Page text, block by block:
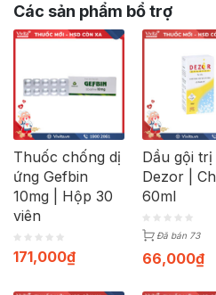
Các sản phẩm bổ trợ
Thuốc chống dị
ứng Gefbin
10mg | Hộp 30
viên
171,000₫
Dầu gội trị
Dezor |
60ml
Đã bán 73
66,000₫